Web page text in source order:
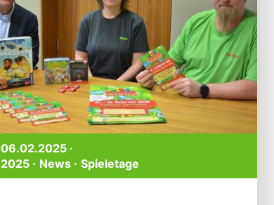
06.02.2025 ·
2025
News Spieletage